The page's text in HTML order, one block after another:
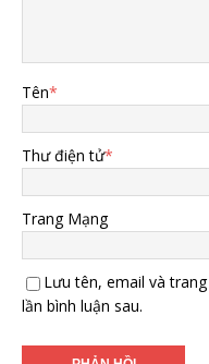
Tên*
Thư điện tử*
Trang Mạng
Lưu tên, email và
lần bình luận sau.